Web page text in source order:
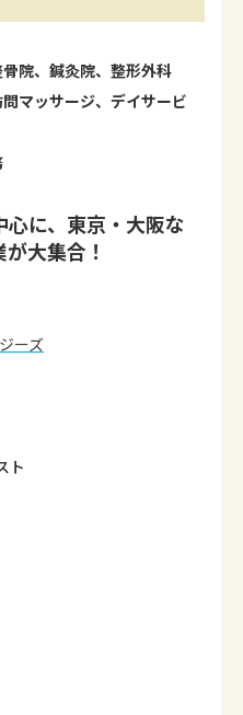
院、鍼灸院、整形外科
マッサージ、デイサービ
に、東京・大阪な
大集合！
ーズ
ト